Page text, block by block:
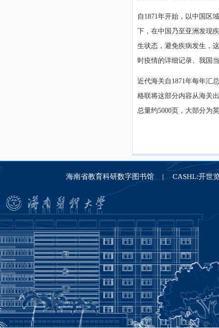
自 1871年开始，以中国区
下，在中国乃至亚洲发现
生状态，避免疾病发生，
时疫情的详细记录、我国
近代海关自 1871年每年汇
格联将这部分内容从海关
总量约5000页，大部分为
海南省教育科研数字图书馆 CASHL:开世